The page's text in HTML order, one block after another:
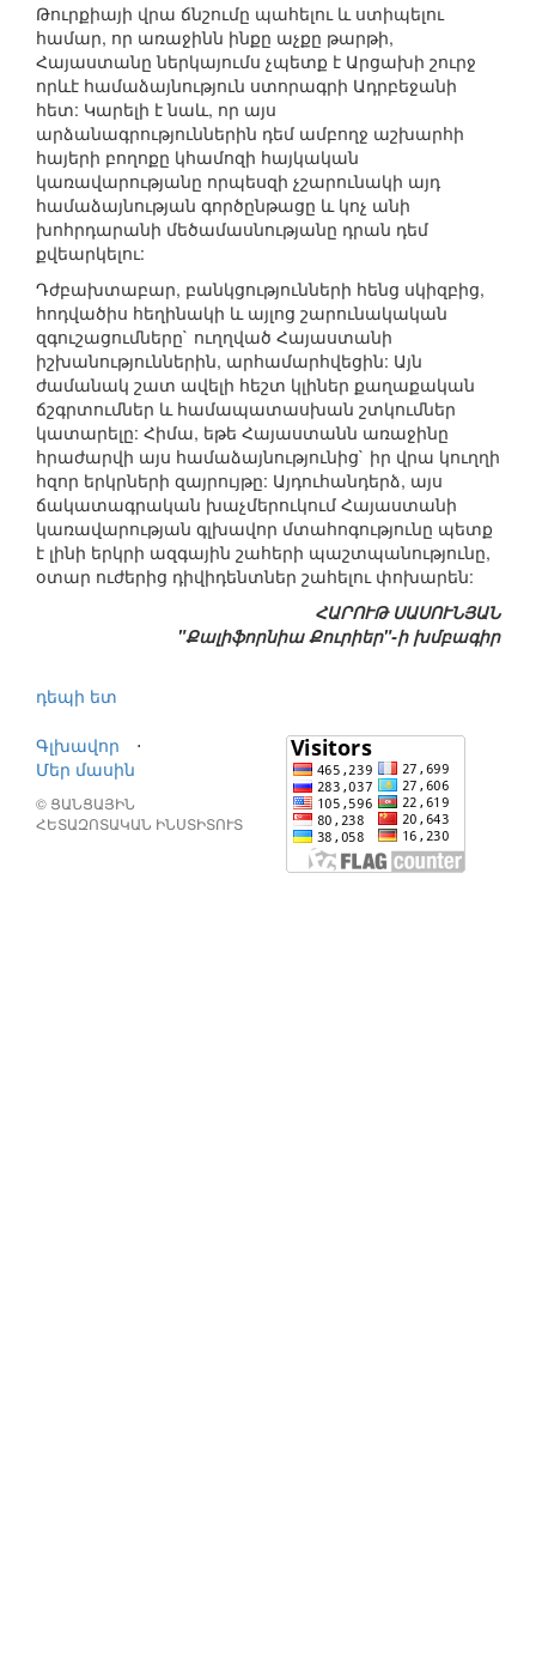
Թուրքիայի վրա ճնշումը պահելու և ստիպելու
համար, որ առաջինն ինքը աչքը թարթի,
Հայաստանը ներկայումս չպետք է Արցախի շուրջ
որևէ համաձայնություն ստորագրի Ադրբեջանի
հետ: Կարելի է նաև, որ այս
արձանագրություններին դեմ ամբողջ աշխարհի
հայերի բողոքը կհամոզի հայկական
կառավարությանը որպեսզի չշարունակի այդ
համաձայնության գործընթացը և կոչ անի
խոհրդարանի մեծամասնությանը դրան դեմ
քվեարկելու:
Դժբախտաբար, բանկցությունների հենց սկիզբից,
հոդվածիս հեղինակի և այլոց շարունակական
զգուշացումները` ուղղված Հայաստանի
իշխանություններին, արհամարհվեցին: Այն
ժամանակ շատ ավելի հեշտ կլիներ քաղաքական
ճշգրտումներ և համապատասխան շտկումներ
կատարելը: Հիմա, եթե Հայաստանն առաջինը
հրաժարվի այս համաձայնությունից` իր վրա կուղղի
հզոր երկրների զայրույթը: Այդուհանդերձ, այս
ճակատագրական խաչմերուկում Հայաստանի
կառավարության գլխավոր մտահոգությունը պետք
է լինի երկրի ազգային շահերի պաշտպանությունը,
օտար ուժերից դիվիդենտներ շահելու փոխարեն:
ՀԱՐՈՒԹ ՍԱՍՈՒՆՅԱՆ
"Քալիֆորնիա Քուրիեր"-ի խմբագիր
դեպի ետ
Գլխավոր
⋅
Մեր մասին
© ՑԱՆՑԱՅԻՆ
ՀԵՏԱԶՈՏԱԿԱՆ ԻՆՍՏԻՏՈՒՏ